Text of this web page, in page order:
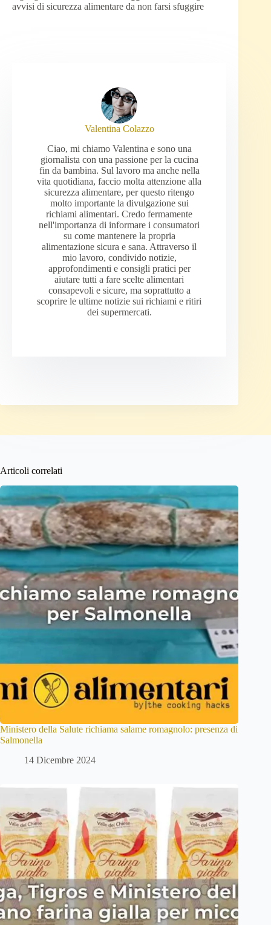
avvisi di sicurezza alimentare da non farsi sfuggire
Valentina Colazzo
Ciao, mi chiamo Valentina e sono una
giornalista con una passione per la cucina
fin da bambina. Sul lavoro ma anche nella
vita quotidiana, faccio molta attenzione alla
sicurezza alimentare, per questo ritengo
molto importante la divulgazione sui
richiami alimentari. Credo fermamente
nell'importanza di informare i consumatori
su come mantenere la propria
alimentazione sicura e sana. Attraverso il
mio lavoro, condivido notizie,
approfondimenti e consigli pratici per
aiutare tutti a fare scelte alimentari
consapevoli e sicure, ma soprattutto a
scoprire le ultime notizie sui richiami e ritiri
dei supermercati.
Articoli correlati
Ministero della Salute richiama salame romagnolo: presenza di
Salmonella
14 Dicembre 2024